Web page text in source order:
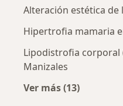
Alteración estética de
Hipertrofia mamaria
Lipodistrofia corporal
Manizales
Ver más (13)